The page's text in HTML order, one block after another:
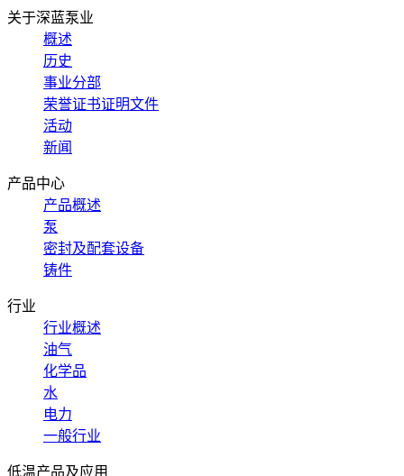
关于深蓝泵业
概述
历史
事业分部
荣誉证书证明文件
活动
新闻
产品中心
产品概述
泵
密封及配套设备
铸件
行业
行业概述
油气
化学品
水
电力
一般行业
低温产品及应用